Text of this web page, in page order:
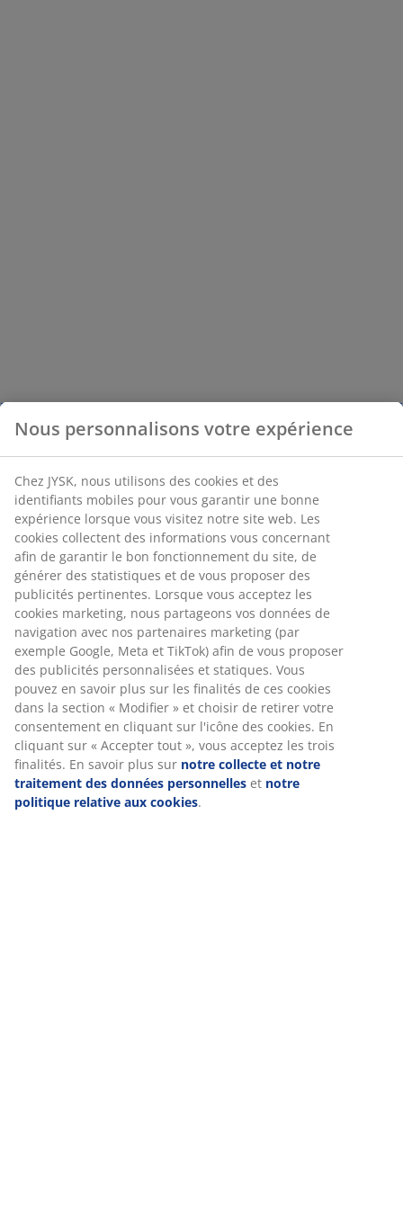
Nous personnalisons votre expérience
Chez JYSK, nous utilisons des cookies et des
identifiants mobiles pour vous garantir une bonne
expérience lorsque vous visitez notre site web. Les
cookies collectent des informations vous concernant
afin de garantir le bon fonctionnement du site, de
générer des statistiques et de vous proposer des
publicités pertinentes. Lorsque vous acceptez les
cookies marketing, nous partageons vos données de
navigation avec nos partenaires marketing (par
exemple Google, Meta et TikTok) afin de vous proposer
des publicités personnalisées et statiques. Vous
pouvez en savoir plus sur les finalités de ces cookies
dans la section « Modifier » et choisir de retirer votre
consentement en cliquant sur l'icône des cookies. En
cliquant sur « Accepter tout », vous acceptez les trois
finalités. En savoir plus sur notre collecte et notre
traitement des données personnelles et notre
politique relative aux cookies.